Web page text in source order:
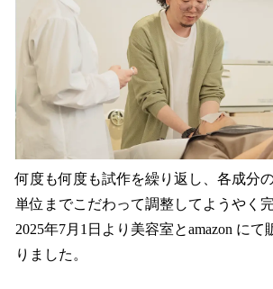
何度も何度も試作を繰り返し、各成分
単位までこだわって調整してようやく完
2025年7月1日より美容室とamazon に
りました。